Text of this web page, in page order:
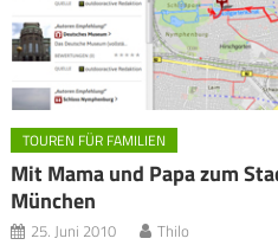
TOUREN FÜR FAMILIEN
Mit Mama und Papa zum
München
25. Juni 2010 Thilo